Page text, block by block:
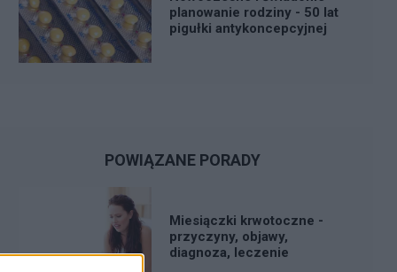
planowanie rodziny - 50 lat
pigułki antykoncepcyjnej
POWIĄZANE PORADY
Miesiączki krwotoczne -
przyczyny, objawy,
diagnoza, leczenie